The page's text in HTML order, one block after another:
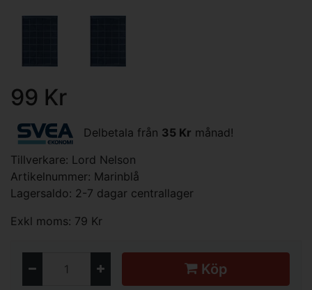
99 Kr
Delbetala från 35 Kr månad!
Tillverkare: Lord Nelson
Artikelnummer: Marinblå
Lagersaldo: 2-7 dagar centrallager
Exkl moms: 79 Kr
Köp